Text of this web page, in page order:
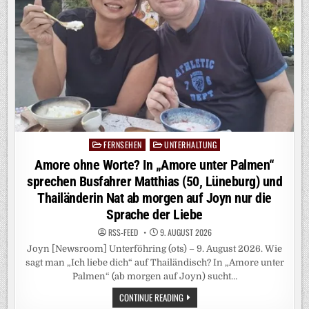
PostedFERNSEHEN UNTERHALTUNG
Amore ohne Worte? In „Amore unter Palmen“
sprechen Busfahrer Matthias (50, Lüneburg) und
Thailänderin Nat ab morgen auf Joyn nur die
Sprache der Liebe
RSS-FEED 9. AUGUST 2026
Joyn [Newsroom] Unterföhring (ots) – 9. August 2026. Wie
sagt man „Ich liebe dich“ auf Thailändisch? In „Amore unter
Palmen“ (ab morgen auf Joyn) sucht…
CONTINUE READINGAMORE
OHNE